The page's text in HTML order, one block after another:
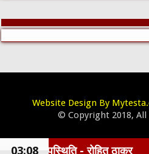
Website Design By
© Copyright 2018, All
ठाकुर नशे के खिलाफ
03:08